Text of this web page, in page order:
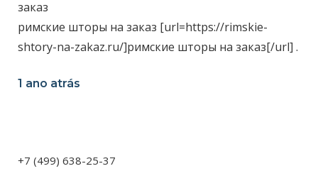
заказ
римские шторы на заказ [url=https://rimskie-
shtory-na-zakaz.ru/]римские шторы на заказ[/url] .
1 ano atrás
+7 (499) 638-25-37